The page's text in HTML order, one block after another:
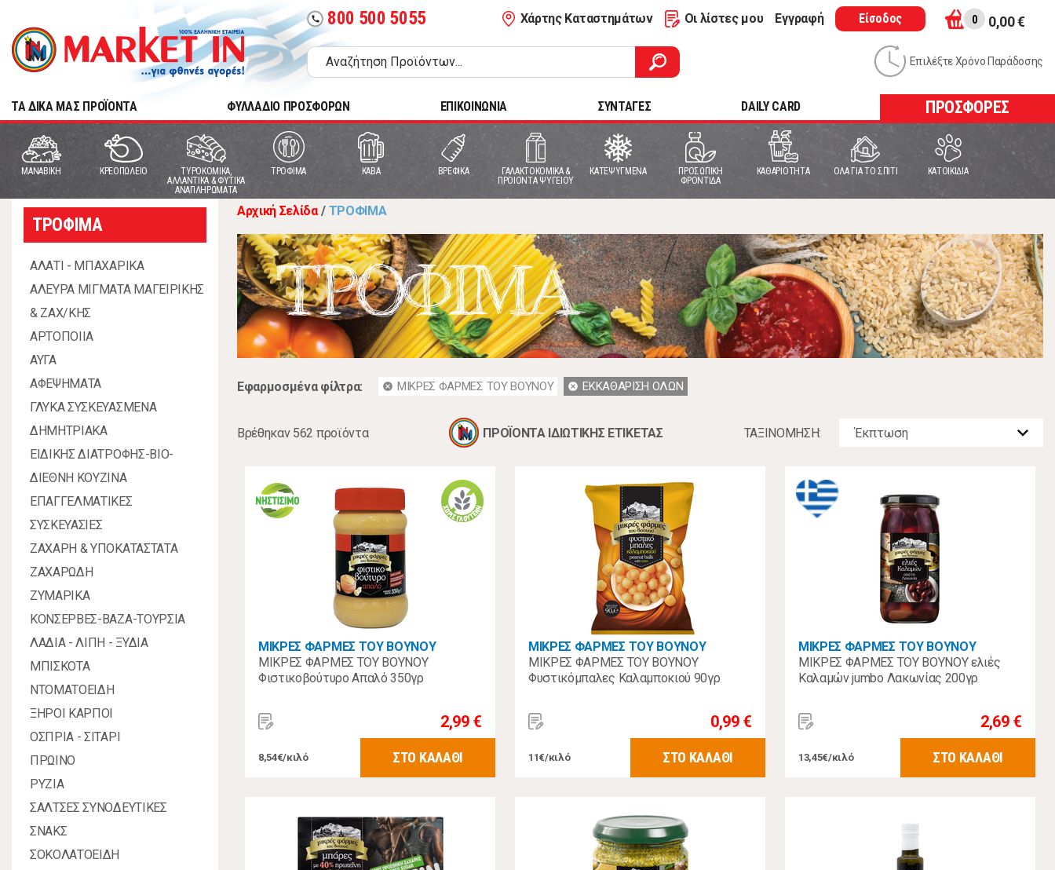
call 800 500 5055 Χάρτης Καταστημάτων Οι λίστες μου Εγγραφή Είσοδος 0 0,00 €
Επιλέξτε Χρόνο Παράδοσης
TA ΔΙΚΑ ΜΑΣ ΠΡΟΪΟΝΤΑ ΦΥΛΛΑΔΙΟ ΠΡΟΣΦΟΡΩΝ ΕΠΙΚΟΙΝΩΝΙΑ ΣΥΝΤΑΓΕΣ DAILY CARD ΠΡΟΣΦΟΡΕΣ
MANABIKH ΚΡΕΟΠΩΛΕΙΟ
ΤΥΡΟΚΟΜΙΚΑ,
ΑΛΛΑΝΤΙΚΑ & ΦΥΤΙΚΑ
ΑΝΑΠΛΗΡΩΜΑΤΑ
ΤΡΟΦΙΜΑ ΚΑΒΑ ΒΡΕΦΙΚΑ
ΓΑΛΑΚΤΟΚΟΜΙΚΑ &
ΠΡΟΙΟΝΤΑ ΨΥΓΕΙΟΥ
ΚΑΤΕΨΥΓΜΕΝΑ
ΠΡΟΣΩΠΙΚΗ
ΦΡΟΝΤΙΔΑ
ΚΑΘΑΡΙΟΤΗΤΑ ΟΛΑ ΓΙΑ ΤΟ ΣΠΙΤΙ ΚΑΤΟΙΚΙΔΙΑ
ΤΡΟΦΙΜΑ
ΑΛΑΤΙ - ΜΠΑΧΑΡΙΚΑ
ΑΛΕΥΡΑ ΜΙΓΜΑΤΑ ΜΑΓΕΙΡΙΚΗΣ
& ΖΑΧ/ΚΗΣ
ΑΡΤΟΠΟΙΙΑ
ΑΥΓΑ
ΑΦΕΨΗΜΑΤΑ
ΓΛΥΚΑ ΣΥΣΚΕΥΑΣΜΕΝΑ
ΔΗΜΗΤΡΙΑΚΑ
ΕΙΔΙΚΗΣ ΔΙΑΤΡΟΦΗΣ-ΒΙΟ-
ΔΙΕΘΝΗ ΚΟΥΖΙΝΑ
ΕΠΑΓΓΕΛΜΑΤΙΚΕΣ
ΣΥΣΚΕΥΑΣΙΕΣ
ΖΑΧΑΡΗ & ΥΠΟΚΑΤΑΣΤΑΤΑ
ΖΑΧΑΡΩΔΗ
ΖΥΜΑΡΙΚΑ
ΚΟΝΣΕΡΒΕΣ-ΒΑΖΑ-ΤΟΥΡΣΙΑ
ΛΑΔΙΑ - ΛΙΠΗ - ΞΥΔΙΑ
ΜΠΙΣΚΟΤΑ
ΝΤΟΜΑΤΟΕΙΔΗ
ΞΗΡΟΙ ΚΑΡΠΟΙ
ΟΣΠΡΙΑ - ΣΙΤΑΡΙ
ΠΡΩΙΝΟ
ΡΥΖΙΑ
ΣΑΛΤΣΕΣ ΣΥΝΟΔΕΥΤΙΚΕΣ
ΣΝΑΚΣ
ΣΟΚΟΛΑΤΟΕΙΔΗ
Αρχική Σελίδα / ΤΡΟΦΙΜΑ
ΤΡΟΦΙΜΑ
Εφαρμοσμένα φίλτρα: cancel ΜΙΚΡΕΣ ΦΑΡΜΕΣ ΤΟΥ ΒΟΥΝΟΥ cancel ΕΚΚΑΘΑΡΙΣΗ ΟΛΩΝ
Βρέθηκαν 562 προϊόντα ΠΡΟΪΟΝΤΑ ΙΔΙΩΤΙΚΗΣ ΕΤΙΚΕΤΑΣ ΤΑΞΙΝOΜΗΣΗ:
ΜΙΚΡΕΣ ΦΑΡΜΕΣ ΤΟΥ ΒΟΥΝΟΥ
ΜΙΚΡΕΣ ΦΑΡΜΕΣ ΤΟΥ ΒΟΥΝΟΥ
Φιστικοβούτυρο Απαλό 350γρ
2,99 €
8,54€/κιλό ΣΤΟ ΚΑΛΑΘΙ
ΜΙΚΡΕΣ ΦΑΡΜΕΣ ΤΟΥ ΒΟΥΝΟΥ
ΜΙΚΡΕΣ ΦΑΡΜΕΣ ΤΟΥ ΒΟΥΝΟΥ
Φυστικόμπαλες Καλαμποκιού 90γρ
0,99 €
11€/κιλό ΣΤΟ ΚΑΛΑΘΙ
ΜΙΚΡΕΣ ΦΑΡΜΕΣ ΤΟΥ ΒΟΥΝΟΥ
ΜΙΚΡΕΣ ΦΑΡΜΕΣ ΤΟΥ ΒΟΥΝΟΥ ελιές
Καλαμών jumbo Λακωνίας 200γρ
2,69 €
13,45€/κιλό ΣΤΟ ΚΑΛΑΘΙ